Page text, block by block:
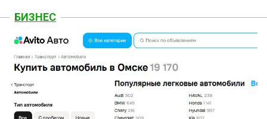
БИЗНЕС